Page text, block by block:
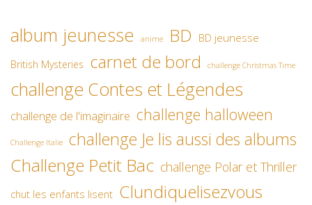
album jeunesse anime BD BD jeunesse
British Mysteries carnet de bord challenge Christmas Time
challenge Contes et Légendes
challenge de l'imaginaire challenge halloween
Challenge Italie challenge Je lis aussi des albums
Challenge Petit Bac challenge Polar et Thriller
chut les enfants lisent Clundiquelisezvous